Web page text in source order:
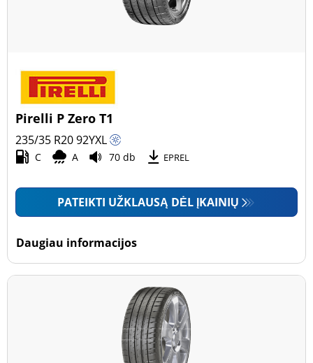
Lengvasis automobilis (28)
Visureigis (0)
Mažas sunkvežimis (0)
Motociklas (0)
Padanga sustiprintomis sienelėmis
Daugiau parinkčių
Pirelli P Zero T1
235/35 R2092YXL
C A 70 db EPREL
PATEIKTI UŽKLAUSĄ DĖL ĮKAINIŲ
Daugiau informacijos